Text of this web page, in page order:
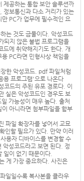
제공하는 통합 보안 솔루션까
정보통신과 다소 거리가 있는
PC가 업무에 필수적인 요
는 것도 금물이다. 악성코드
되지 않은 불법 프로그램을
드에 취약해지기도 한다. 개
PC라면 민형사상 책임을
코드의 주된 유포 경로다. 이
실은 악성코드인 경우도 보
가능성이 매우 높다. 출처
아니라면 첨부파일을 함부
파일 확장자를 넣어서 교묘
인할 필요가 있다. 만약 이러
용자 디바이스를 변경할 수
악성코드라고 보면 된다. 정
일이 없기 때문이다.
일일수록 복사본을 클라우